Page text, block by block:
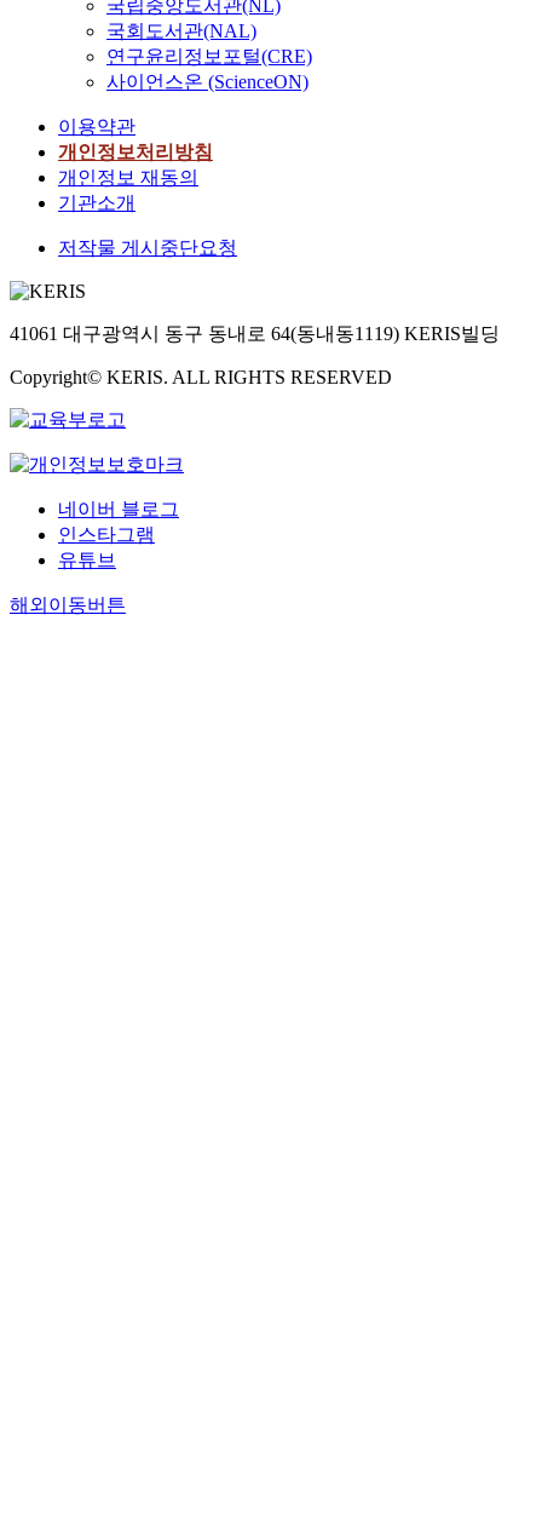
국립중앙도서관(NL)
국회도서관(NAL)
연구윤리정보포털(CRE)
사이언스온 (ScienceON)
이용약관
개인정보처리방침
개인정보 재동의
기관소개
저작물 게시중단요청
41061 대구광역시 동구 동내로 64(동내동1119) KERIS빌딩
Copyright© KERIS. ALL RIGHTS RESERVED
네이버 블로그
인스타그램
유튜브
해외이동버튼